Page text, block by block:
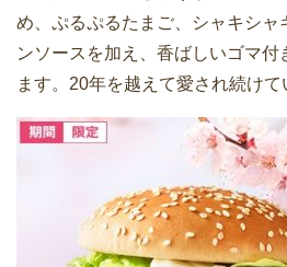
め、ぷるぷるたまご、シャキシャ
ンソースを加え、香ばしいゴマ
ます。20年を越えて愛され続けて